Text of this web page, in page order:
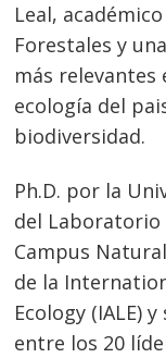
Leal,
Forestales y
más relevantes
ecología del
biodiversidad.
Ph.D. por la
del Laboratorio
Campus
de la
Ecology (IALE)
entre los 20